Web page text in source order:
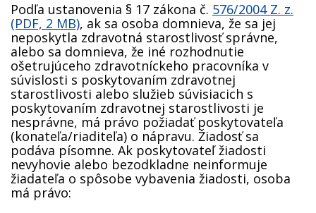
Podľa ustanovenia § 17 zákona č. 576/2004 Z. z.
(PDF, 2 MB), ak sa osoba domnieva, že sa jej
neposkytla zdravotná starostlivosť správne,
alebo sa domnieva, že iné rozhodnutie
ošetrujúceho zdravotníckeho pracovníka v
súvislosti s poskytovaním zdravotnej
starostlivosti alebo služieb súvisiacich s
poskytovaním zdravotnej starostlivosti je
nesprávne, má právo požiadať poskytovateľa
(konateľa/riaditeľa) o nápravu. Žiadosť sa
podáva písomne. Ak poskytovateľ žiadosti
nevyhovie alebo bezodkladne neinformuje
žiadateľa o spôsobe vybavenia žiadosti, osoba
má právo: